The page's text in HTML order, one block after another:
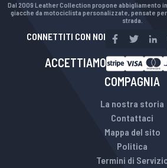
Dal 2009 Leather Collection propone abbigliamento
giacche da motociclista personalizzate, pensate
strada.
CONNETTITI CON NOI
ACCETTIAMO
COMPAGNIA
La nostra storia
Contattaci
Mappa del sito
Politica
Termini di